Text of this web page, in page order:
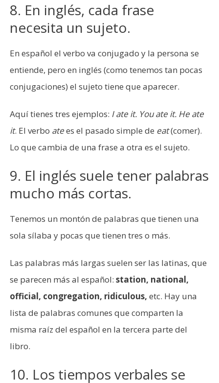
8. En inglés, cada frase
necesita un sujeto.
En español el verbo va conjugado y la persona se
entiende, pero en inglés (como tenemos tan pocas
conjugaciones) el sujeto tiene que aparecer.
Aquí tienes tres ejemplos: I ate it. You ate it. He ate
it. El verbo atees el pasado simple de eat(comer).
Lo que cambia de una frase a otra es el sujeto.
9. El inglés suele tener palabras
mucho más cortas.
Tenemos un montón de palabras que tienen una
sola sílaba y pocas que tienen tres o más.
Las palabras más largas suelen ser las latinas, que
se parecen más al español: station, national,
official, congregation, ridiculous, etc. Hay una
lista de palabras comunes que comparten la
misma raíz del español en la tercera parte del
libro.
10. Los tiempos verbales se